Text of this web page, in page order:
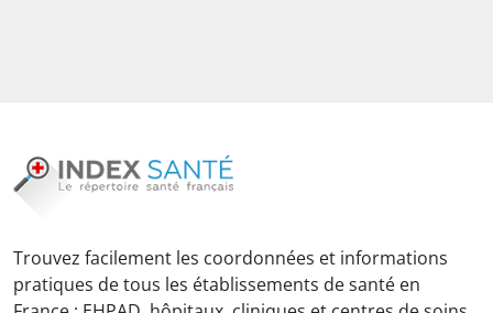
Trouvez facilement les coordonnées et informations
pratiques de tous les établissements de santé en